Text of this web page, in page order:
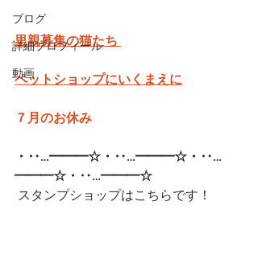
ブログ
詳細プロフィール
動画
里親募集の猫たち
ペットショップにいくまえに
７月のお休み
・‥…━━━☆・‥…━━━☆・‥…
━━━☆・‥…━━━☆
スタンプショップはこちらです！